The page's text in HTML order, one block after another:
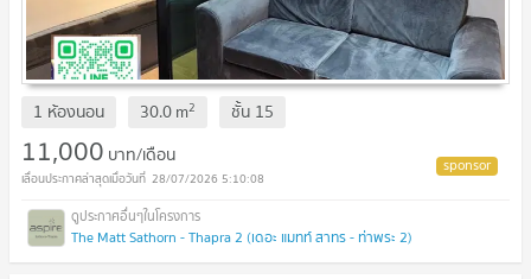
1 ห้องนอน 30.0m2 ชั้น 15
11,000 บาท/เดือน
28/07/2026 5:10:08
The Matt Sathorn - Thapra 2 (เดอะ แมทท์ สาทร - ท่าพระ 2)